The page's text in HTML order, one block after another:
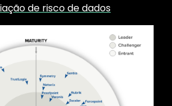
de risco de dados